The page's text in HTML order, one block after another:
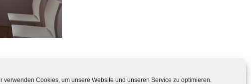
verwenden Cookies, um unsere Website und unseren Service zu optimieren.